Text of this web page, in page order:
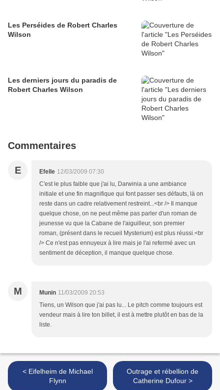
Les Perséides de Robert Charles
Wilson
Les derniers jours du paradis de
Robert Charles Wilson
Commentaires
E Efelle 12/03/2009 07:30
C'est le plus faible que j'ai lu, Darwinia a une ambiance
initiale et une fin magnifique qui font passer ses défauts, là on
reste dans un cadre relativement restreint...<br /> Il manque
quelque chose, on ne peut même pas parler d'un roman de
jeunesse vu que la Cabane de l'aiguilleur, son premier
roman, (présent dans le recueil Mysterium) est plus réussi.<br
/> Ce n'est pas ennuyeux à lire mais je l'ai refermé avec un
sentiment de déception, il manque quelque chose.
M Munin 11/03/2009 20:53
Tiens, un Wilson que j'ai pas lu... Le pitch comme toujours est
vendeur mais à lire ton billet, il est à mettre plutôt en bas de la
liste.
< Eifelheim de Michael
Flynn
Outrage et rébellion de
Catherine Dufour >